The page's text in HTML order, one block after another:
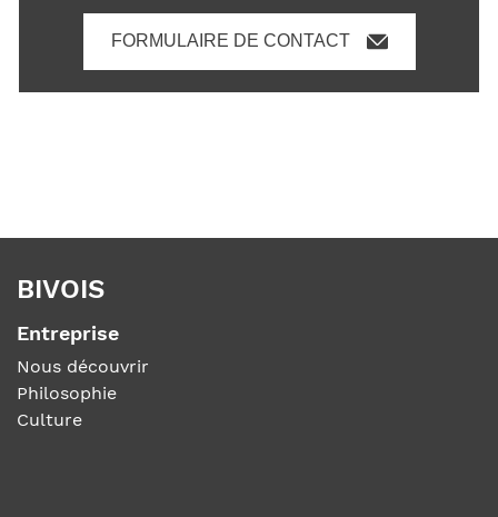
FORMULAIRE DE CONTACT
BIVOIS
Entreprise
Nous découvrir
Philosophie
Culture